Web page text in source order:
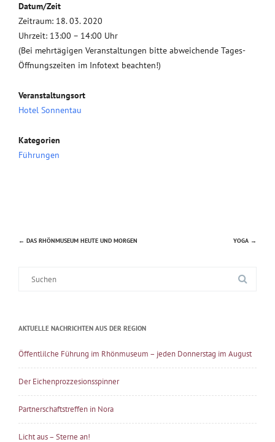
Datum/Zeit
Zeitraum: 18. 03. 2020
Uhrzeit: 13:00 – 14:00 Uhr
(Bei mehrtägigen Veranstaltungen bitte abweichende Tages-
Öffnungszeiten im Infotext beachten!)
Veranstaltungsort
Hotel Sonnentau
Kategorien
Führungen
Beitragsnavigation
← DAS RHÖNMUSEUM HEUTE UND MORGEN YOGA →
AKTUELLE NACHRICHTEN AUS DER REGION
Öffentlilche Führung im Rhönmuseum – jeden Donnerstag im August
Der Eichenprozzesionsspinner
Partnerschaftstreffen in Nora
Licht aus – Sterne an!